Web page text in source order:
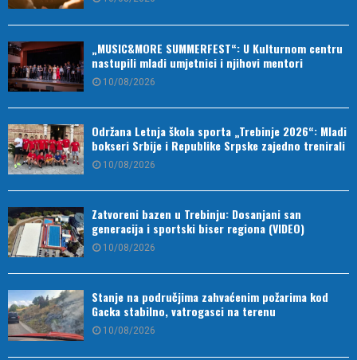
„MUSIC&MORE SUMMERFEST“: U Kulturnom centru
nastupili mladi umjetnici i njihovi mentori
10/08/2026
Održana Letnja škola sporta „Trebinje 2026“: Mladi
bokseri Srbije i Republike Srpske zajedno trenirali
10/08/2026
Zatvoreni bazen u Trebinju: Dosanjani san
generacija i sportski biser regiona (VIDEO)
10/08/2026
Stanje na područjima zahvaćenim požarima kod
Gacka stabilno, vatrogasci na terenu
10/08/2026